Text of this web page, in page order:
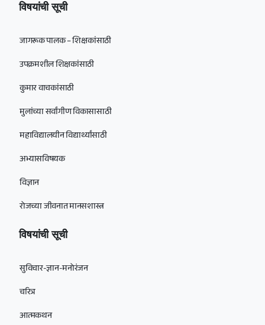
विषयांची सूची
जागरूक पालक – शिक्षकांसाठी
उपक्रमशील शिक्षकांसाठी
कुमार वाचकांसाठी
मुलांच्या सर्वांगीण विकासासाठी
महाविद्यालयीन विद्यार्थ्यांसाठी
अभ्यासविषयक
विज्ञान
रोजच्या जीवनात मानसशास्त्र
विषयांची सूची
सुविचार-ज्ञान-मनोरंजन
चरित्र
आत्मकथन